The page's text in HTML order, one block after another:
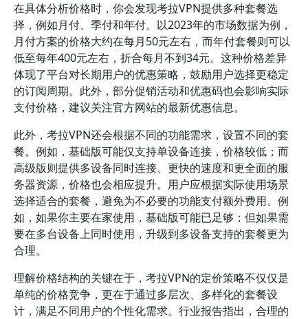
在具体分析价格时，你会发现考拉VPN提供多种套餐选
择，例如月付、季付和年付。以2023年的市场数据为例，
月付方案的价格大约在每月50元左右，而年付套餐则可以
低至每年400元左右，折合每月不到34元。这种价格差异
体现了平台对长期用户的优惠策略，鼓励用户选择更稳定
的订阅周期。此外，部分促销活动和优惠码也会影响实际
支付价格，建议关注官方网站的最新优惠信息。
此外，考拉VPN还会根据不同的功能需求，设置不同的套
餐。例如，基础版可能仅支持单设备连接，价格较低；而
高级版则提供多设备同时连接、更快的速度和更全面的服
务器资源，价格也会相应提升。用户应根据实际使用场景
选择适合的套餐，避免为不必要的功能支付额外费用。例
如，如果你主要在家使用，基础版可能已足够；但如果需
要在多台设备上同时使用，升级到多设备支持的套餐更为
合理。
理解价格结构的关键在于，考拉VPN的定价策略不仅仅是
单纯的价格竞争，更在于通过多层次、多样化的套餐设
计，满足不同用户的个性化需求。行业报告指出，合理的